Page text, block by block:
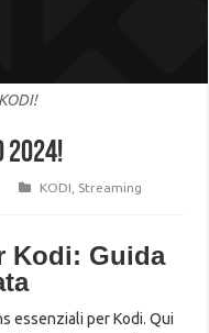
2024!
KODI
Streaming
Kodi: Guida
essenziali per Kodi. Qui